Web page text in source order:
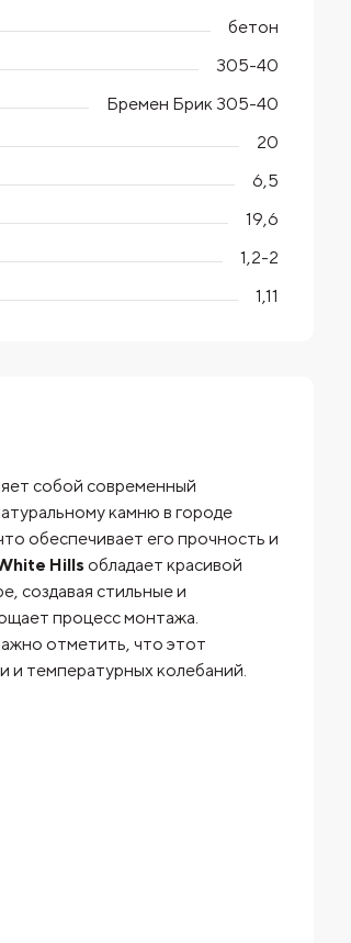
бетон
305-40
Бремен Брик 305-40
20
6,5
19,6
1,2-2
1,11
собой современный
камню в городе
обеспечивает его прочность и
Hills обладает красивой
создавая стильные и
процесс монтажа.
отметить, что этот
и температурных колебаний.